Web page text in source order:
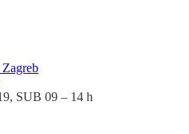
SUB 09 – 14 h